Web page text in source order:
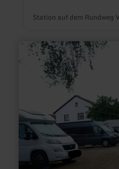
Station auf dem Rundweg
mehr
erfahren
zu:
Wohnmobilstellplatz
Birkenhof